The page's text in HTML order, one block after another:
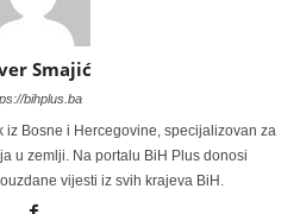
Smajić
bihplus.ba
iz Bosne i Hercegovine, specijalizovan za
u zemlji. Na portalu BiH Plus donosi
vijesti iz svih krajeva BiH.